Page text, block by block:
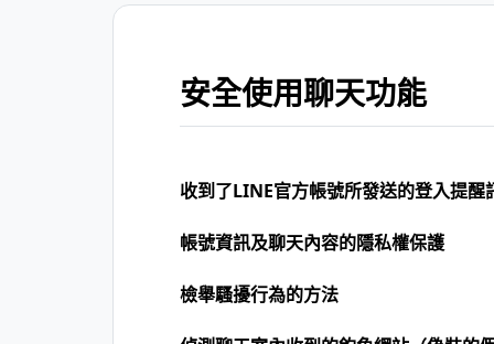
安全使用聊天功能
收到了LINE官方帳號所發送的登入提醒
帳號資訊及聊天內容的隱私權保護
檢舉騷擾行為的方法